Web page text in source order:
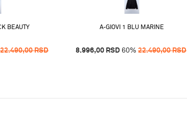
BEAUTY
22.490,00RSD
A-GIOVI 1 BLU MARINE
8.996,00 RSD 60% 22.490,00RSD